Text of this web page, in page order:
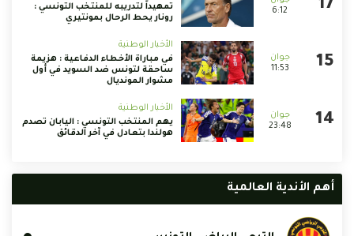
6:12
تمهيداً لتدريبه للمنتخب التونسي :
رونار يحط الرحال بمونتيري
11:53
الأخبار الوطنية
في مباراة الأخطاء الدفاعية : هزيمة
ساحقة لتونس ضد السويد في أول
مشوار المونديال
23:48
الأخبار الوطنية
يهم المنتخب التونسي : اليابان تصدم
هولندا بتعادل في آخر الدقائق
أهم الأندية العالمية